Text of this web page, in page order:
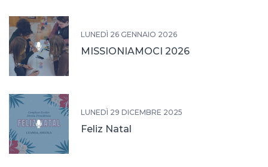
LUNEDÌ 26 GENNAIO 2026
MISSIONIAMOCI 2026
LUNEDÌ 29 DICEMBRE 2025
Feliz Natal